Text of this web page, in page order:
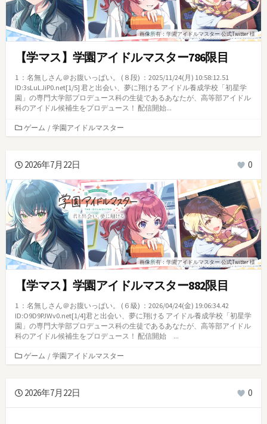
画像所有：学園アイドルマスター 公式Twitter 様
【学マス】学園アイドルマスター786限目
1 ：名無しさん＠お腹いっぱい。 (８段) ：2025/11/24(月) 10:58:12.51
ID:3sLuLJiP0.net[1/5] 君と出会い、夢に翔ける アイドル養成学校「初星学
園」の専門大学部プロデュース科の生徒であるあなたが、高等部アイドル
科のアイドル候補生をプロデュース！ 配信開始...
カ
テ
リ
ゲーム / 学園アイドルマスター
2026年7月22日 0
画像所有：学園アイドルマスター 公式Twitter 様
【学マス】学園アイドルマスター882限目
1 ：名無しさん＠お腹いっぱい。 (６級) ：2026/04/24(金) 19:06:34.42
ID:O9D9PJWv0.net[1/4]君と出会い、夢に翔ける アイドル養成学校「初星学
園」の専門大学部プロデュース科の生徒であるあなたが、高等部アイドル
科のアイドル候補生をプロデュース！ 配信開始 ...
カ
テ
リ
ゲーム / 学園アイドルマスター
2026年7月22日 0